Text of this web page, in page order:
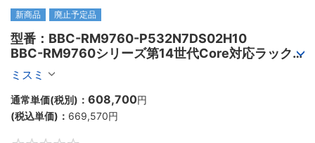
新商品 廃止予定品
型番：BBC-RM9760-P532N7DS02H10
BBC-RM9760シリーズ第14世代Core対応ラック
マウント3PCIe
ミスミ
通常単価(税別)： 608,700円
(税込単価)： 669,570円